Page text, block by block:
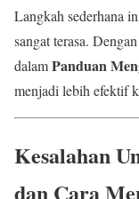
Langkah sederhana
sangat terasa.
dalamPanduan
menjadi lebih efektif
Kesalahan
dan Cara